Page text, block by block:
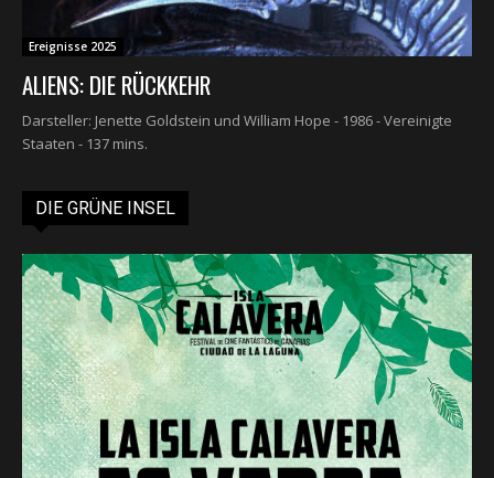
Ereignisse 2025
ALIENS: DIE RÜCKKEHR
Darsteller: Jenette Goldstein und William Hope - 1986 - Vereinigte
Staaten - 137 mins.
DIE GRÜNE INSEL